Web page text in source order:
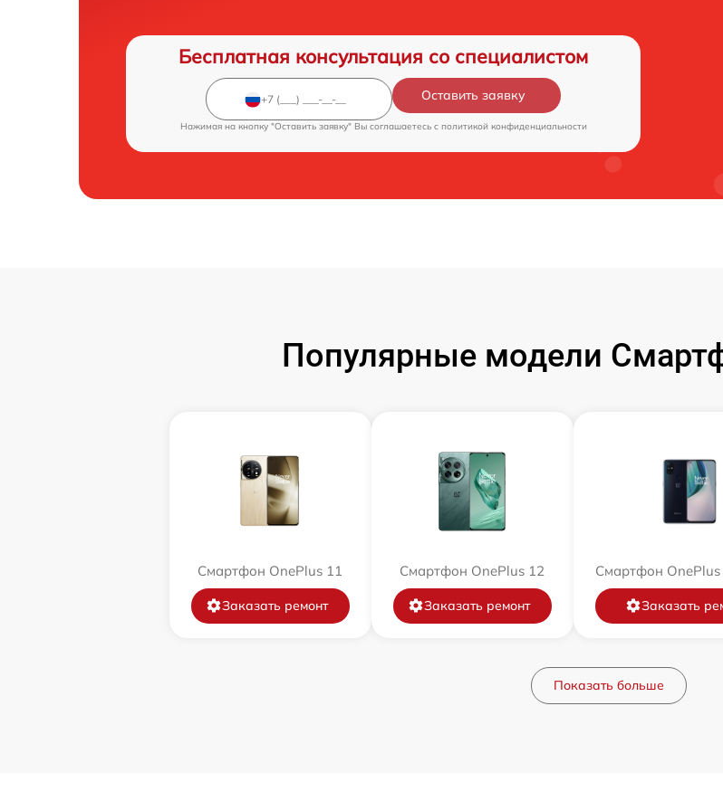
Бесплатная консультация со специалистом
Оставить заявку
Нажимая на кнопку "Оставить заявку" Вы соглашаетесь c политикой конфиденциальности
Популярные модели
Смартфон OnePlus 11
Заказать ремонт
Смартфон OnePlus 12
Заказать ремонт
Смартфон
Заказать
Показать больше